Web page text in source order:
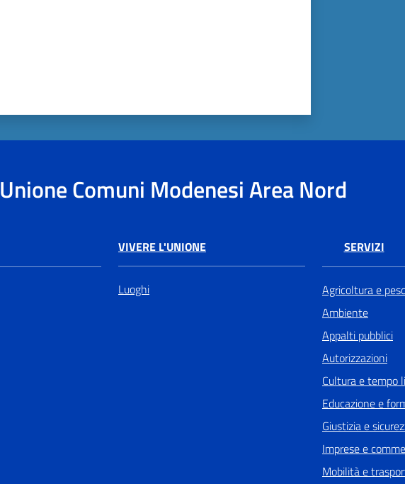
Unione Comuni Modenesi Area Nord
VIVERE L'UNIONE
Luoghi
SERVIZI
Agricoltura e
Ambiente
Appalti pubblici
Autorizzazioni
Cultura e tempo
Educazione e
Giustizia e
Imprese e
Mobilità e